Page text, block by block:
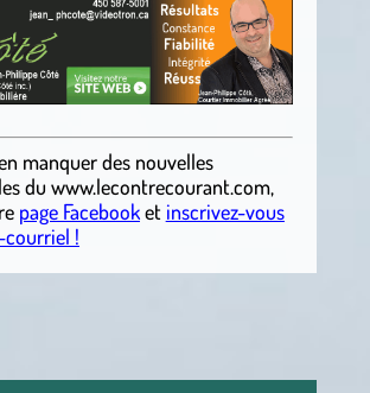
manquer des nouvelles
du www.lecontrecourant.com,
page Facebooket inscrivez-vous
!